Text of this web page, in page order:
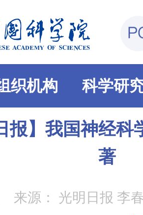
织机构 科学研
报】我国神经
著
来源： 光明日报 李